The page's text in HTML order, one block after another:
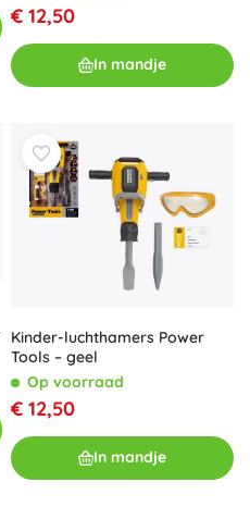
€ 12,50
In mandje
Kinder-luchthamers Power
Tools – geel
Op voorraad
€ 12,50
In mandje